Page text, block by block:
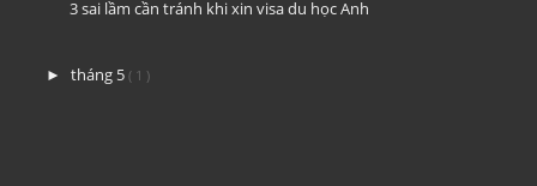
3 sai lầm cần tránh khi xin visa du học Anh
►tháng 5( 1 )